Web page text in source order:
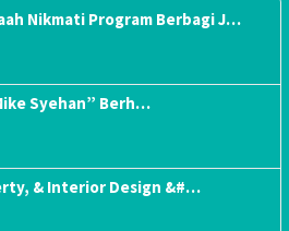
Nikmati Program Berbagi J…
Syehan” Berh…
& Interior Design &#…